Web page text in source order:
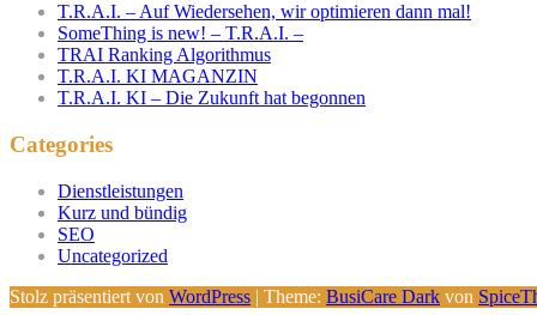
T.R.A.I. – Auf Wiedersehen, wir optimieren dann mal!
SomeThing is new! – T.R.A.I. –
TRAI Ranking Algorithmus
T.R.A.I. KI MAGANZIN
T.R.A.I. KI – Die Zukunft hat begonnen
Categories
Dienstleistungen
Kurz und bündig
SEO
Uncategorized
Stolz präsentiert von WordPress | Theme: BusiCare Dark von